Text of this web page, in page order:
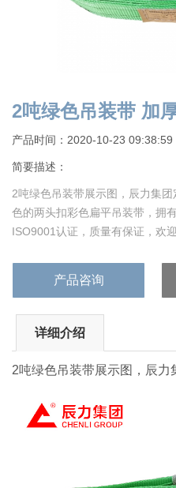
2吨绿色吊装带 加
产品时间：2020-10-23 09:38:59
简要描述：
2吨绿色吊装带展示图，辰力集
色的两头扣彩色扁平吊装带，拥
ISO9001认证，质量有保证，欢
产品咨询
详细介绍
2吨绿色吊装带展示图，辰力